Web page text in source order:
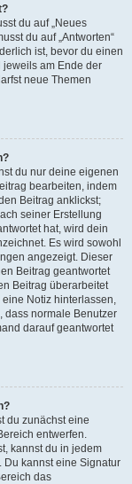
du auf „Neues
du auf „Antworten“
ist, bevor du einen
jeweils am Ende der
neue Themen
du nur deine eigenen
bearbeiten, indem
Beitrag anklickst;
seiner Erstellung
hat, wird dein
Es wird sowohl
angezeigt. Dieser
Beitrag geantwortet
Beitrag überarbeitet
Notiz hinterlassen,
dass normale Benutzer
darauf geantwortet
du zunächst eine
entwerfen.
kannst du in jedem
Du kannst eine Signatur
das